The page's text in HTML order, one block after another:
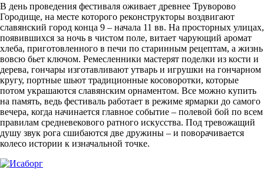
В день проведения фестиваля оживает древнее Труворово
Городище, на месте которого реконструкторы воздвигают
славянский город конца 9 – начала 11 вв. На просторных улицах,
появившихся за ночь в чистом поле, витает чарующий аромат
хлеба, приготовленного в печи по старинным рецептам, а жизнь
вовсю бьет ключом. Ремесленники мастерят поделки из кости и
дерева, гончары изготавливают утварь и игрушки на гончарном
кругу, портные шьют традиционные косоворотки, которые
потом украшаются славянским орнаментом. Все можно купить
на память, ведь фестиваль работает в режиме ярмарки до самого
вечера, когда начинается главное событие – полевой бой по всем
правилам средневекового ратного искусства. Под тревожащий
душу звук рога сшибаются две дружины – и поворачивается
колесо истории к изначальной точке.